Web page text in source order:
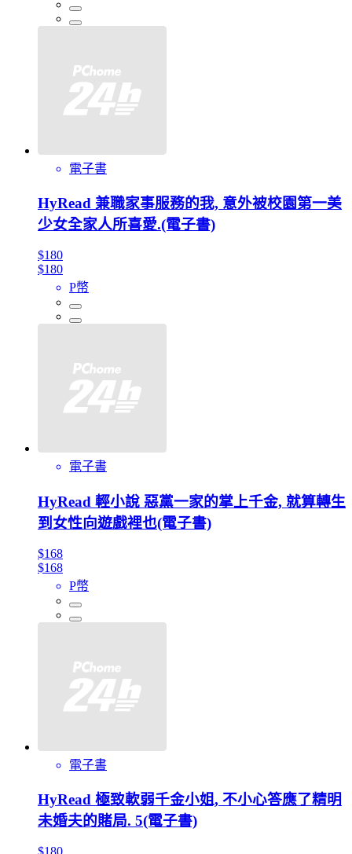
電子書
HyRead 兼職家事服務的我, 意外被校園第一美
少女全家人所喜愛.(電子書)
$180
$180
P幣
電子書
HyRead 輕小說 惡黨一家的掌上千金, 就算轉生
到女性向遊戲裡也(電子書)
$168
$168
P幣
電子書
HyRead 極致軟弱千金小姐, 不小心答應了精明
未婚夫的賭局. 5(電子書)
$180